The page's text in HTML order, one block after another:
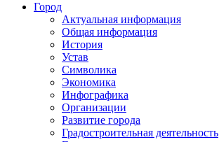
Город
Актуальная информация
Общая информация
История
Устав
Символика
Экономика
Инфографика
Организации
Развитие города
Градостроительная деятельность